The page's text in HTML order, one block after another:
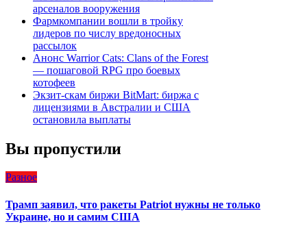
арсеналов вооружения
Фармкомпании вошли в тройку
лидеров по числу вредоносных
рассылок
Анонс Warrior Cats: Clans of the Forest
— пошаговой RPG про боевых
котофеев
Экзит-скам биржи BitMart: биржа с
лицензиями в Австралии и США
остановила выплаты
Вы пропустили
Разное
Трамп заявил, что ракеты Patriot нужны не только
Украине, но и самим США